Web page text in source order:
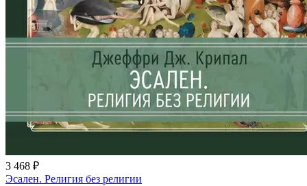
3 468 ₽
Эсален. Религия без религии